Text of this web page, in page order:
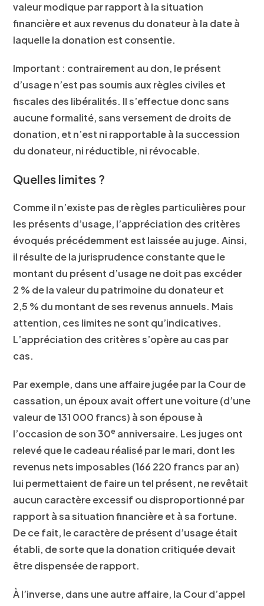
valeur modique par rapport à la situation
financière et aux revenus du donateurà la date à
laquelle la donation est consentie.
Important : contrairement au don, le présent
d’usage n’est pas soumis aux règles civiles et
fiscales des libéralités. Il s’effectue donc sans
aucune formalité, sans versement de droits de
donation, et n’est ni rapportable à la succession
du donateur, ni réductible, ni révocable.
Quelles limites ?
Comme il n’existe pas de règles particulières pour
les présents d’usage, l’appréciation des critères
évoqués précédemment est laissée au juge. Ainsi,
il résulte de la jurisprudence constante que le
montant du présent d’usage ne doit pas excéder
2 % de la valeur du patrimoine du donateur et
2,5 % du montant de ses revenus annuels. Mais
attention, ces limites ne sont qu’indicatives.
L’appréciation des critères s’opère au cas par
cas.
Par exemple, dans une affaire jugée par la Cour de
cassation, un époux avait offert une voiture (d’une
valeur de 131 000 francs) à son épouse à
l’occasion de son 30e anniversaire. Les juges ont
relevé que le cadeau réalisé par le mari, dont les
revenus nets imposables (166 220 francs par an)
lui permettaient de faire un tel présent, ne revêtait
aucun caractère excessif ou disproportionné par
rapport à sa situation financière et à sa fortune.
De ce fait, le caractère de présent d’usage était
établi, de sorte que la donation critiquée devait
être dispensée de rapport.
À l’inverse, dans une autre affaire, la Cour d’appel